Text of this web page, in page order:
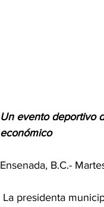
Un evento deportivo
económico
Ensenada, B.C.-